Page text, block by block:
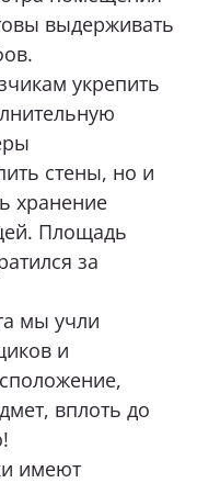
выдерживать
укрепить
стены, но и
хранение
Площадь
за
мы учли
и
вплоть до
имеют
свое согласие
в соответствии с
года № 152-ФЗ
и для целей,
данных *